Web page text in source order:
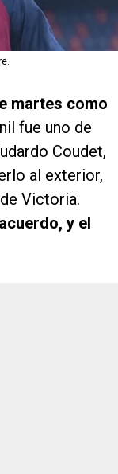
fue uno de
Coudet,
al exterior,
Victoria.
y el